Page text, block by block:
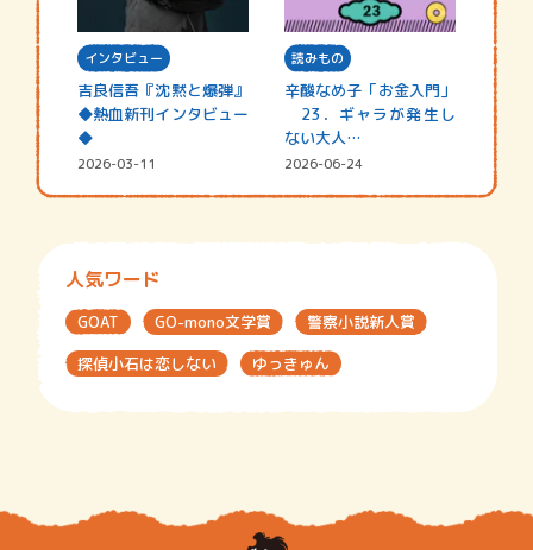
インタビュー
吉良信吾『沈黙と爆弾』
◆熱血新刊インタビュー
◆
2026-03-11
読みもの
辛酸なめ子「お金入門」
23．ギャラが発生し
ない大人…
2026-06-24
人気ワード
GOAT GO-mono文学賞
警察小説新人賞
探偵小石は恋しない
ゆっきゅん